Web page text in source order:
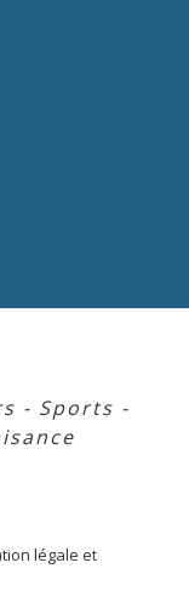
- Sports -
légale et